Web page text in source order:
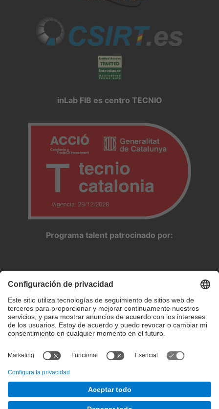
inLab FIB es centro TECNIO
Programa talent patrocinado por:
Configuración de privacidad